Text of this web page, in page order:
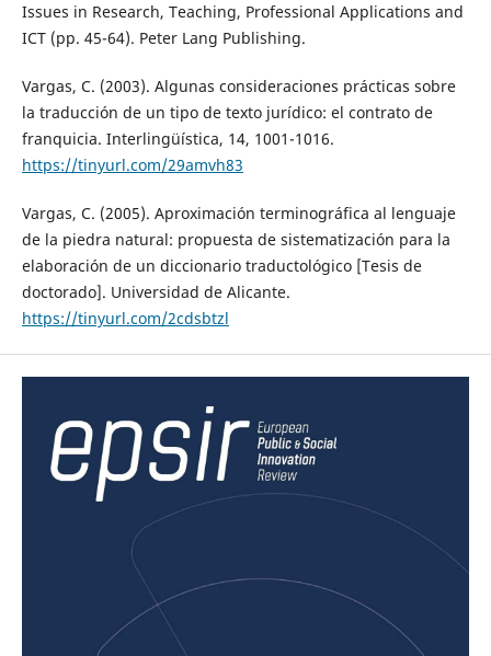
Issues in Research, Teaching, Professional Applications and
ICT (pp. 45-64). Peter Lang Publishing.
Vargas, C. (2003). Algunas consideraciones prácticas sobre
la traducción de un tipo de texto jurídico: el contrato de
franquicia. Interlingüística, 14, 1001-1016.
https://tinyurl.com/29amvh83
Vargas, C. (2005). Aproximación terminográfica al lenguaje
de la piedra natural: propuesta de sistematización para la
elaboración de un diccionario traductológico [Tesis de
doctorado]. Universidad de Alicante.
https://tinyurl.com/2cdsbtzl